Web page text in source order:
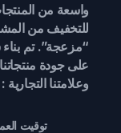
للتخفيف من
“مزعجة”. تم
على جودة منتجاتنا
وعلامتنا التجارية
توقيت العمل : 08صباحا